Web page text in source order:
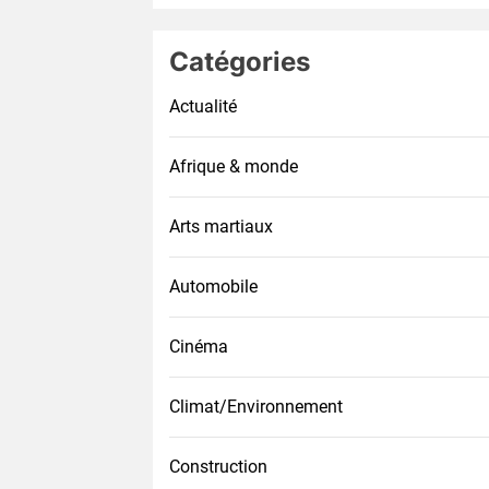
Catégories
Actualité
Afrique & monde
Arts martiaux
Automobile
Cinéma
Climat/Environnement
Construction